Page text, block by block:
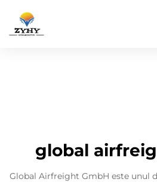
global
Global Airfreight GmbH este unul